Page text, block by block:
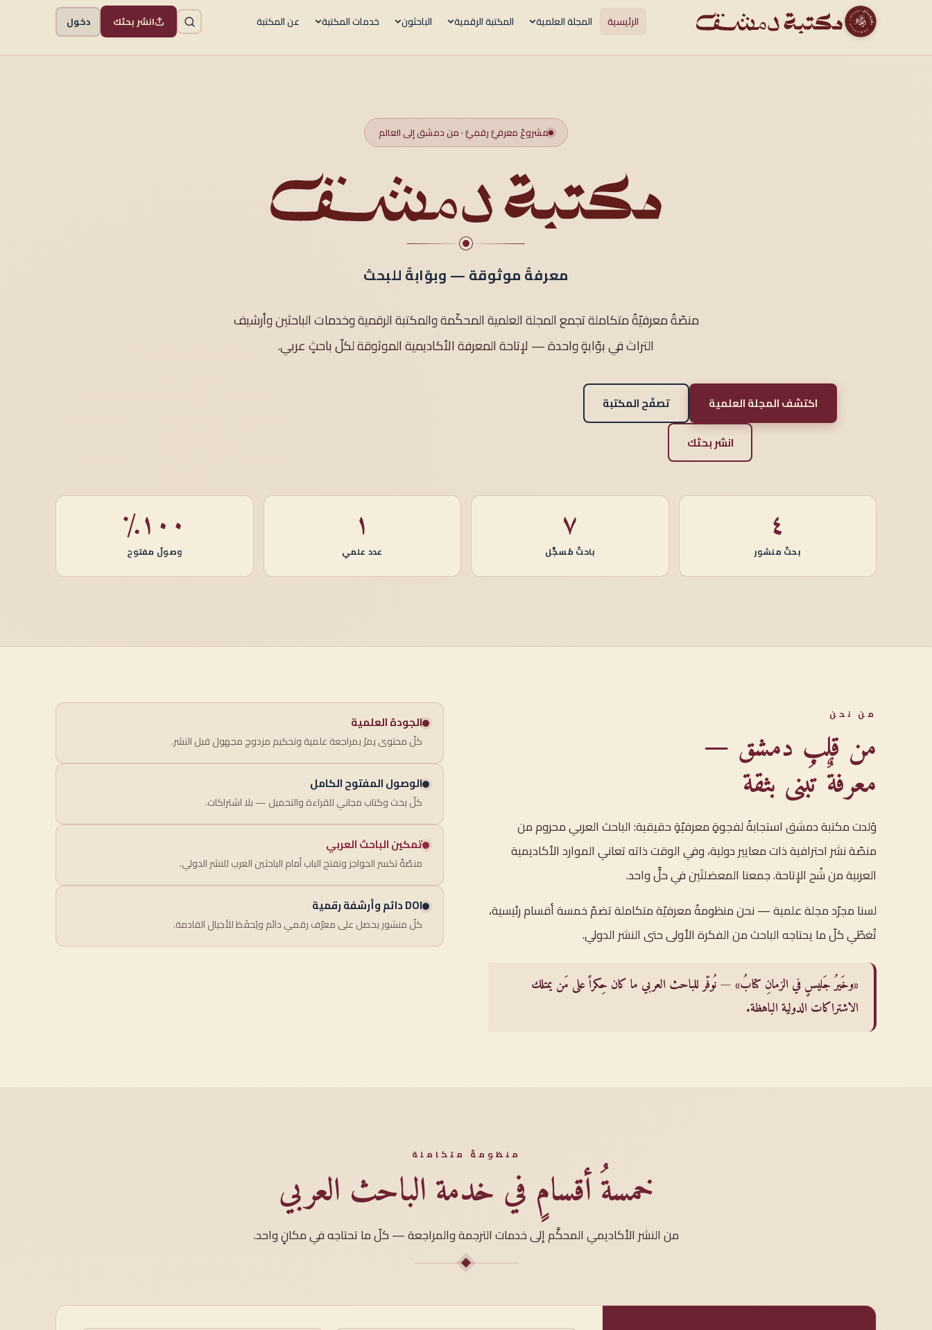
الرئيسية المجلة العلمية المكتبة الرقمية الباحثون خدمات المكتبة عن المكتبة انشر بحثك دخول
مشروعٌ معرفيٌّ رقميٌّ · من دمشق إلى العالم
معرفةٌ موثوقة — وبوّابةٌ للبحث
منصّةٌ معرفيّةٌ متكاملة تجمع المجلة العلمية المحكّمة والمكتبة الرقمية وخدمات الباحثين وأرشيف
التراث في بوّابةٍ واحدة — لإتاحة المعرفة الأكاديمية الموثوقة لكلّ باحثٍ عربي.
اكتشف المجلة العلمية
تصفّح المكتبة
انشر بحثك
٤
بحثٌ منشور
٧
باحثٌ مُسجَّل
١
عدد علمي
١٠٠٪
وصولٌ مفتوح
من نحن
من قلب دمشق —
معرفةٌ تُبنى بثقة
وُلدت مكتبة دمشق استجابةً لفجوةٍ معرفيّةٍ حقيقية: الباحث العربي محروم من
منصّة نشر احترافية ذات معايير دولية، وفي الوقت ذاته تعاني الموارد الأكاديمية
العربية من شُح الإتاحة. جمعنا المعضلتَين في حلٍّ واحد.
لسنا مجرّد مجلة علمية — نحن منظومةٌ معرفيّة متكاملة تضمّ خمسة أقسام رئيسية،
تُغطّي كلّ ما يحتاجه الباحث من الفكرة الأولى حتى النشر الدولي.
«وخَيرُ جَليسٍ في الزمانِ كتابُ» — نُوفّر للباحث العربي ما كان حِكراً على مَن يمتلك
الاشتراكات الدولية الباهظة.
الجودة العلمية
كلّ محتوى يمرّ بمراجعة علمية وتحكيم مزدوج مجهول قبل النشر.
الوصول المفتوح الكامل
كلّ بحث وكتاب مجاني للقراءة والتحميل — بلا اشتراكات.
تمكين الباحث العربي
منصّةٌ تكسر الحواجز وتفتح الباب أمام الباحثين العرب للنشر الدولي.
DOI دائم وأرشفة رقمية
كلّ منشور يحصل على معرّف رقمي دائم ويُحفَظ للأجيال القادمة.
منظومةٌ متكاملة
خمسةُ أقسامٍ في خدمة الباحث العربي
من النشر الأكاديمي المحكَّم إلى خدمات الترجمة والمراجعة — كلّ ما تحتاجه في مكانٍ واحد.